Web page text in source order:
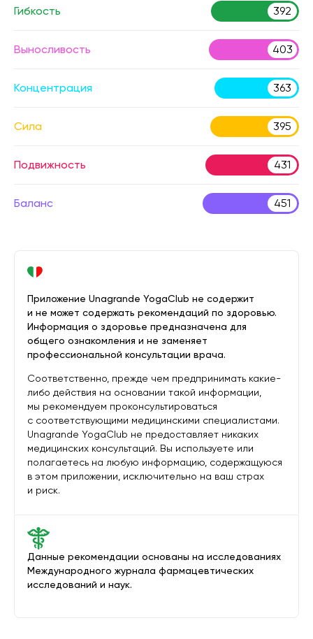
Гибкость 392
Выносливость 403
Концентрация 363
Сила 395
Подвижность 431
Баланс 451
Данные рекомендации основаны на исследованиях
Международного журнала фармацевтических
исследований и наук.
Приложение Unagrande YogaClub не содержит
и не может содержать рекомендаций по здоровью.
Информация о здоровье предназначена для
общего ознакомления и не заменяет
профессиональной консультации врача.
Соответственно, прежде чем предпринимать какие-
либо действия на основании такой информации,
мы рекомендуем проконсультироваться
с соответствующими медицинскими специалистами.
Unagrande YogaClub не предоставляет никаких
медицинских консультаций. Вы используете или
полагаетесь на любую информацию, содержащуюся
в этом приложении, исключительно на ваш страх
и риск.